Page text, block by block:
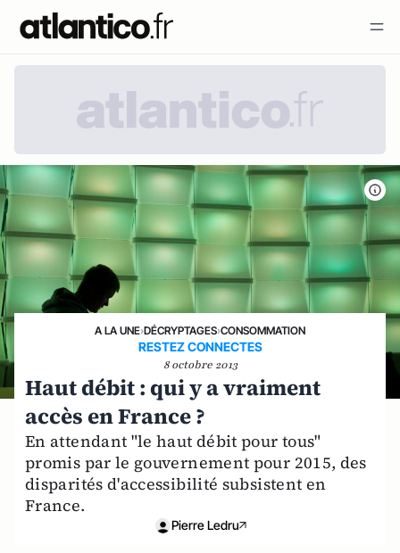
A LA UNE›DÉCRYPTAGES›CONSOMMATION
RESTEZ CONNECTES
8 octobre 2013
Haut débit : qui y a vraiment
accès en France ?
En attendant "le haut débit pour tous"
promis par le gouvernement pour 2015, des
disparités d'accessibilité subsistent en
France.
Pierre Ledru